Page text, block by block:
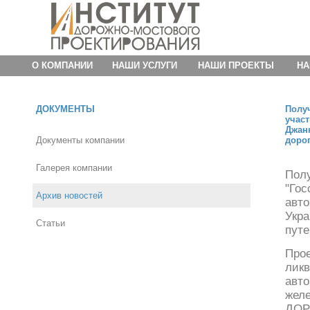
О КОМПАНИИ НАШИ УСЛУГИ НАШИ ПРОЕКТЫ
ДОКУМЕНТЫ
Документы компании
Галерея компании
Архив новостей
Статьи